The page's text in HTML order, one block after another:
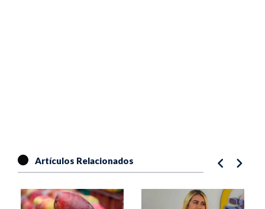
Artículos Relacionados